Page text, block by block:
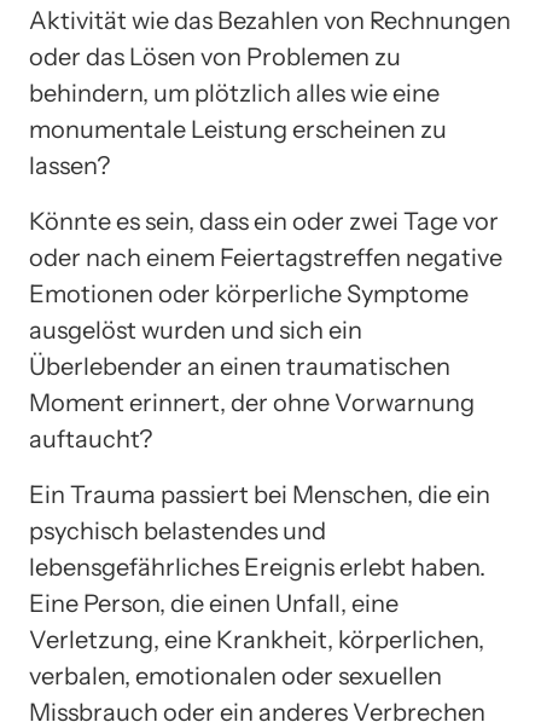
Aktivität wie das Bezahlen von Rechnungen
oder das Lösen von Problemen zu
behindern, um plötzlich alles wie eine
monumentale Leistung erscheinen zu
lassen?
Könnte es sein, dass ein oder zwei Tage vor
oder nach einem Feiertagstreffen negative
Emotionen oder körperliche Symptome
ausgelöst wurden und sich ein
Überlebender an einen traumatischen
Moment erinnert, der ohne Vorwarnung
auftaucht?
Ein Trauma passiert bei Menschen, die ein
psychisch belastendes und
lebensgefährliches Ereignis erlebt haben.
Eine Person, die einen Unfall, eine
Verletzung, eine Krankheit, körperlichen,
verbalen, emotionalen oder sexuellen
Missbrauch oder ein anderes Verbrechen